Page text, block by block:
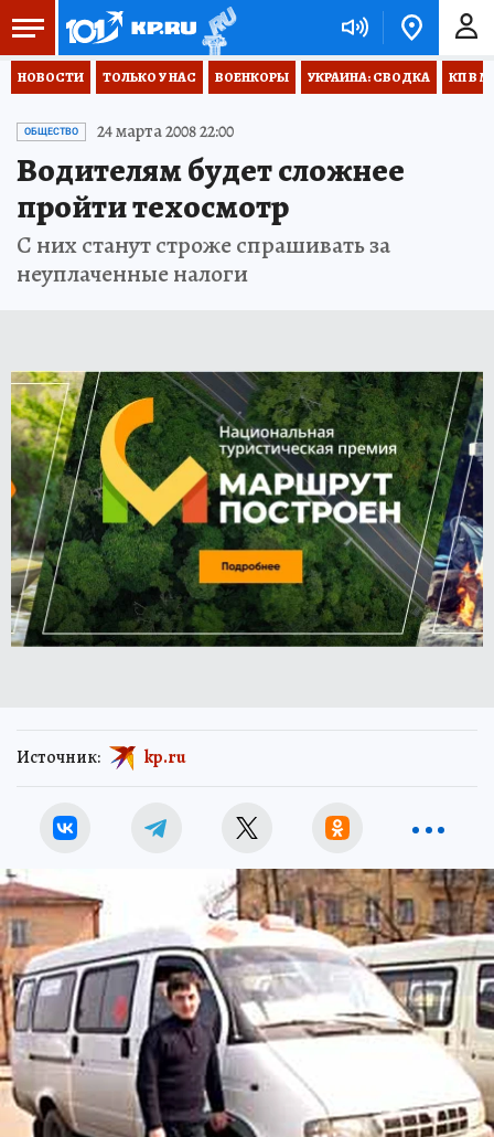
НОВОСТИ ТОЛЬКО У НАС ВОЕНКОРЫ УКРАИНА: СВОДКА КП В
ОБЩЕСТВО 24 марта 2008 22:00
Водителям будет сложнее
пройти техосмотр
С них станут строже спрашивать за
неуплаченные налоги
Источник: kp.ru